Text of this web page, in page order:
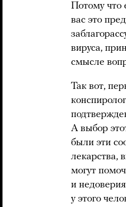
Потому что
вас это
вируса,
смысле
Так вот,
А выбор
были эти
лекарства,
могут
и
у этого